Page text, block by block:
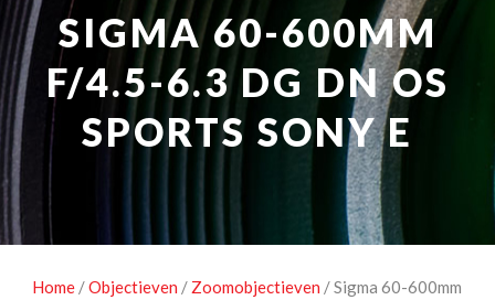
NATUUROBSERVATIE MEDIA EN ENERGIE
STUDIOFOTOGRAFIE OCCASIONS
SIGMA 60-600MM
F/4.5-6.3 DG DN OS
SPORTS SONY E
Home /Objectieven / Zoomobjectieven / Sigma 60-600mm